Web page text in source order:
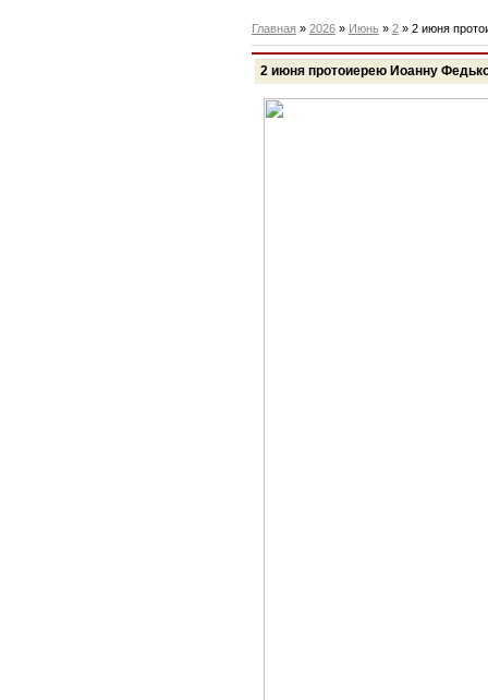
Главная » 2026 » Июнь » 2» 2 июня
2 июня протоиерею Иоанну